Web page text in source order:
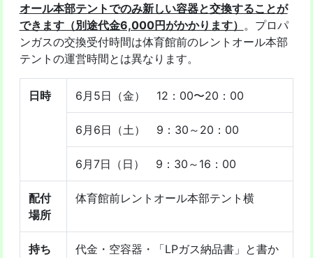
オール本部テントでのみ新しい容器と交換することが
できます（別途代金6,000円がかかります） 。プロパ
ンガスの交換受付時間は体育館前のレントオール本部
テントの運営時間とは異なります。
日時 6月5日（金） 12：00〜20：00
6月6日（土） 9：30～20：00
6月7日（日） 9：30～16：00
配付
場所
体育館前レントオール本部テント横
持ち 代金・空容器・「LPガス納品書」と書か